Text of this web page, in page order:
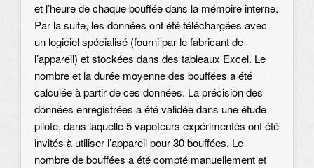
et l’heure de chaque bouffée dans la mémoire interne.
Par la suite, les données ont été téléchargées avec
un logiciel spécialisé (fourni par le fabricant de
l’appareil) et stockées dans des tableaux Excel. Le
nombre et la durée moyenne des bouffées a été
calculée à partir de ces données. La précision des
données enregistrées a été validée dans une étude
pilote, dans laquelle 5 vapoteurs expérimentés ont été
invités à utiliser l’appareil pour 30 bouffées. Le
nombre de bouffées a été compté manuellement et